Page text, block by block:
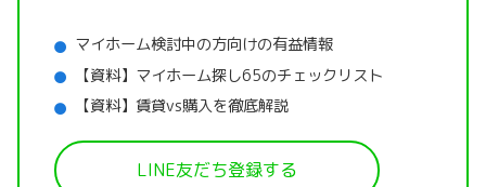
マイホーム検討中の方向けの有益情報
【資料】マイホーム探し65のチェックリスト
【資料】賃貸vs購入を徹底解説
LINE友だち登録する